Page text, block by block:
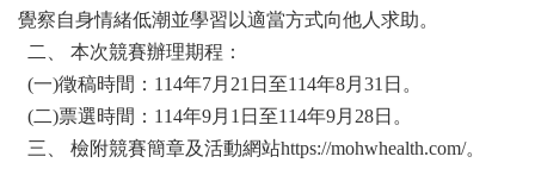
覺察自身情緒低潮並學習以適當方式向他人求助。
二、 本次競賽辦理期程：
(一)徵稿時間：114年7月21日至114年8月31日。
(二)票選時間：114年9月1日至114年9月28日。
三、 檢附競賽簡章及活動網站https://mohwhealth.com/。